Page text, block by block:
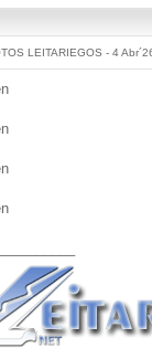
LEITARIEGOS - 4